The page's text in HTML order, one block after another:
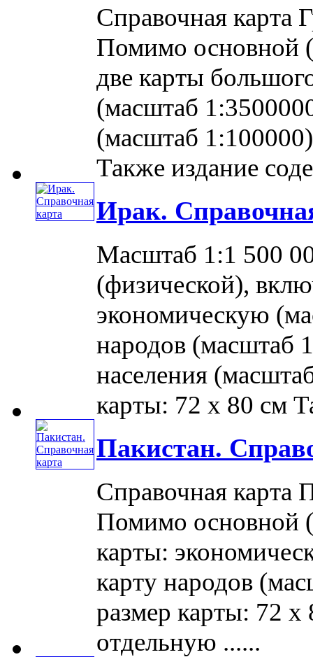
Справочная карта
Помимо основной
две карты
(масштаб
(масштаб
Также издание
Ирак.
Масштаб 1:1 500
(физической),
экономическую
народов (масштаб
населения
карты: 72 x 80 см
Пакистан.
Справочная карта
Помимо основной
карты:
карту народов
размер карты: 72
отдельную ......